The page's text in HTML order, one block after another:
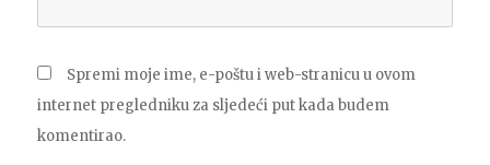
Spremi moje ime, e-poštu i web-stranicu u ovom
internet pregledniku za sljedeći put kada budem
komentirao.